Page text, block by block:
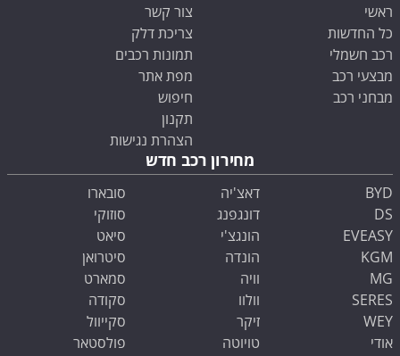
ראשי
כל החדשות
רכב חשמלי
מבצעי רכב
מבחני רכב
צור קשר
צריכת דלק
תמונות רכבים
מפת אתר
חיפוש
תקנון
הצהרת נגישות
מחירון רכב חדש
BYD
DS
EVEASY
KGM
MG
SERES
WEY
אודי
דאצ'יה
דונגפנג
הונגצ'י
הונדה
וויה
וולוו
זיקר
טויוטה
סובארו
סוזוקי
סיאט
סיטרואן
סמארט
סקודה
סקייוול
פולסטאר